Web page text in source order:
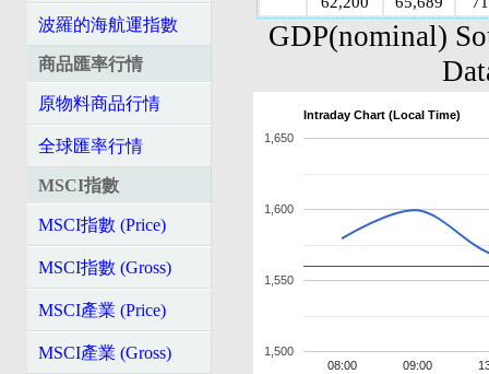
波羅的海航運指數
商品匯率行情
原物料商品行情
全球匯率行情
MSCI指數
MSCI指數 (Price)
MSCI指數 (Gross)
MSCI產業 (Price)
MSCI產業 (Gross)
GDP(nominal)
Intraday Chart (Local Time)
08:00 09:00
1,500
1,550
1,600
1,650